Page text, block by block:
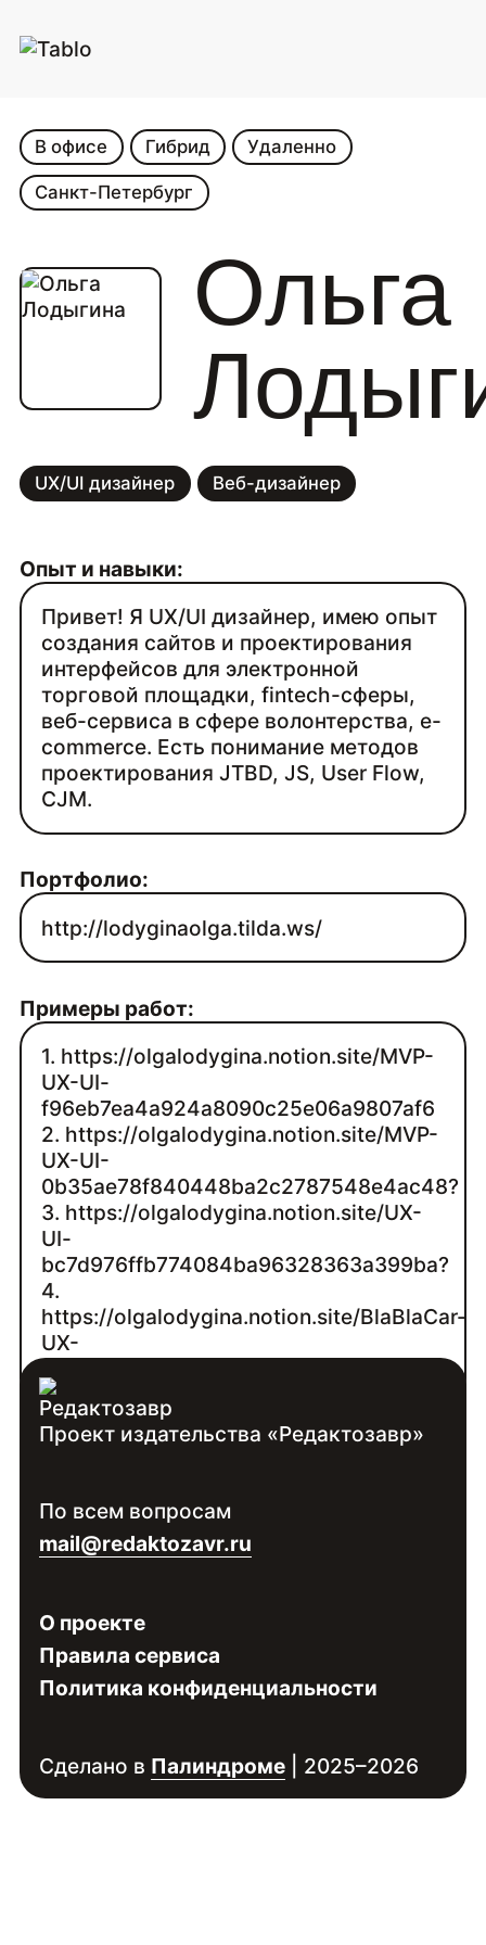
Ольга
UX/UI дизайнер Веб-дизайнер
В офисе Гибрид Удаленно
Санкт-Петербург
Опыт и навыки:
Привет! Я UX/UI дизайнер, имею опыт
создания сайтов и проектирования
интерфейсов для электронной
торговой площадки, fintech-сферы,
веб-сервиса в сфере волонтерства, e-
commerce. Есть понимание методов
проектирования JTBD, JS, User Flow,
CJM.
Портфолио:
http://lodyginaolga.tilda.ws/
Примеры работ:
1. https://olgalodygina.notion.site/MVP-
UX-UI-
f96eb7ea4a924a8090c25e06a9807af6
2. https://olgalodygina.notion.site/MVP-
UX-UI-
0b35ae78f840448ba2c2787548e4ac48?
3. https://olgalodygina.notion.site/UX-
UI-
bc7d976ffb774084ba96328363a399ba?
4.
https://olgalodygina.notion.site/BlaBlaCar-
UX-
Контакты:
Войдите
специалиста
Проект издательства «Редактозавр»
По всем вопросам
mail@redaktozavr.ru
О проекте
Правила сервиса
Политика конфиденциальности
Сделано в Палиндроме| 2025–2026